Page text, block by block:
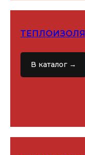
В каталог →